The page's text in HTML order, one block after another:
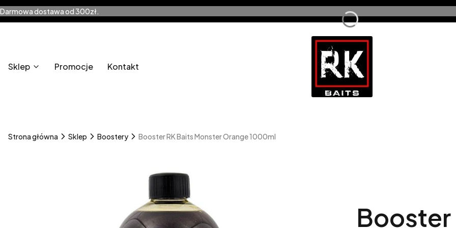
Darmowa dostawa od 300zł.
Sklep Promocje Kontakt
Strona główna Sklep Boostery Booster RK Baits Monster Orange 1000ml
Booster